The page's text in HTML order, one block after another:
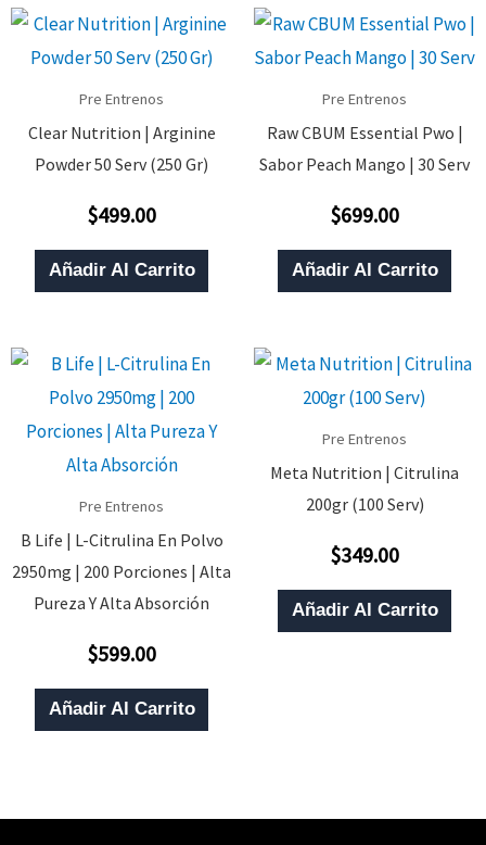
Pre Entrenos
Clear Nutrition | Arginine
Powder 50 Serv (250 Gr)
Valorado
0
De
5
$499.00
Añadir Al Carrito
Pre Entrenos
Raw CBUM Essential Pwo |
Sabor Peach Mango | 30 Serv
Valorado
0
De
5
$699.00
Añadir Al Carrito
Pre Entrenos
B Life | L-Citrulina En Polvo
2950mg | 200 Porciones | Alta
Pureza Y Alta Absorción
Valorado
0
De
5
$599.00
Añadir Al Carrito
Pre Entrenos
Meta Nutrition | Citrulina
200gr (100 Serv)
Valorado
0
De
5
$349.00
Añadir Al Carrito